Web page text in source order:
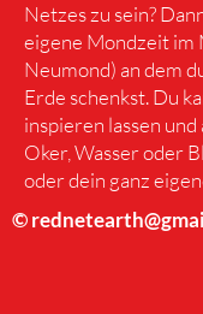
Netzes zu sein?
eigene Mondzeit im
Neumond) an dem
Erde schenkst. Du
inspieren lassen
Oker, Wasser oder
oder dein ganz
©